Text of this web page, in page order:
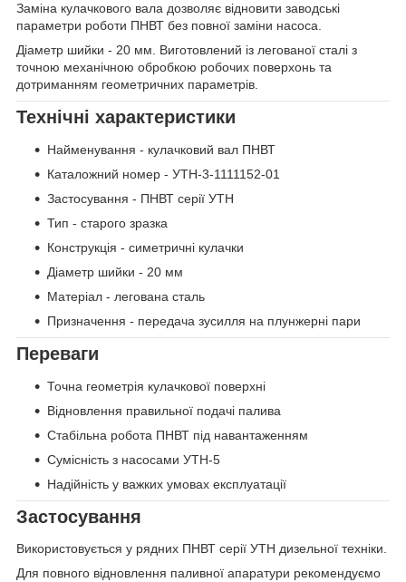
Заміна кулачкового вала дозволяє відновити заводські
параметри роботи ПНВТ без повної заміни насоса.
Діаметр шийки - 20 мм. Виготовлений із легованої сталі з
точною механічною обробкою робочих поверхонь та
дотриманням геометричних параметрів.
Технічні характеристики
Найменування - кулачковий вал ПНВТ
Каталожний номер - УТН-3-1111152-01
Застосування - ПНВТ серії УТН
Тип - старого зразка
Конструкція - симетричні кулачки
Діаметр шийки - 20 мм
Матеріал - легована сталь
Призначення - передача зусилля на плунжерні пари
Переваги
Точна геометрія кулачкової поверхні
Відновлення правильної подачі палива
Стабільна робота ПНВТ під навантаженням
Сумісність з насосами УТН-5
Надійність у важких умовах експлуатації
Застосування
Використовується у рядних ПНВТ серії УТН дизельної техніки.
Для повного відновлення паливної апаратури рекомендуємо